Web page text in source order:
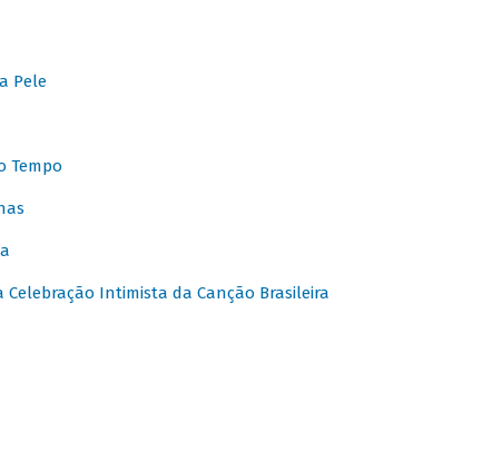
Pele
Tempo
Celebração Intimista da Canção Brasileira